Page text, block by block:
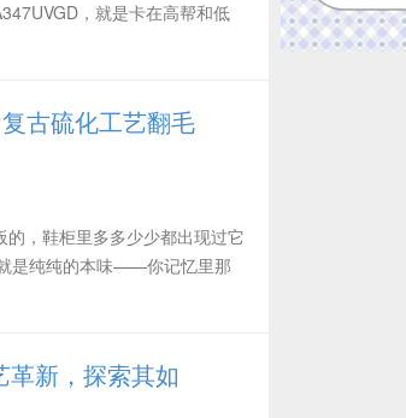
，就是卡在高帮和低
古硫化工艺翻毛
，鞋柜里多多少少都出现过它
是纯纯的本味——你记忆里那
新，探索其如